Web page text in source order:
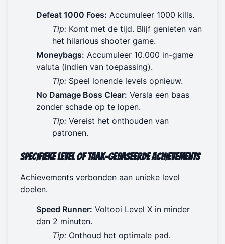
Defeat 1000 Foes: Accumuleer 1000 kills.
Tip: Komt met de tijd. Blijf genieten van
het hilarious shooter game.
Moneybags: Accumuleer 10.000 in-game
valuta (indien van toepassing).
Tip: Speel lonende levels opnieuw.
No Damage Boss Clear: Versla een baas
zonder schade op te lopen.
Tip: Vereist het onthouden van
patronen.
Specifieke Level of Taak-Gebaseerde Achievements
Achievements verbonden aan unieke level
doelen.
Speed Runner: Voltooi Level X in minder
dan 2 minuten.
Tip: Onthoud het optimale pad.